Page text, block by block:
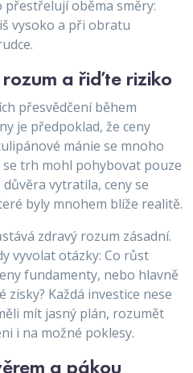
oběma směry:
vysoko a při obratu
a řiďte riziko
přesvědčení během
je předpoklad, že ceny
mánie se mnoho
trh mohl pohybovat pouze
vytratila, ceny se
byly mnohem blíže realitě.
zdravý rozum zásadní.
vyvolat otázky: Co růst
fundamenty, nebo hlavně
zisky? Každá investice nese
mít jasný plán, rozumět
i na možné poklesy.
a pákou